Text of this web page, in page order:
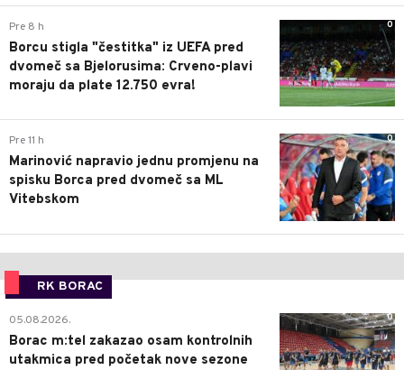
0
Pre 8 h
Borcu stigla "čestitka" iz UEFA pred
dvomeč sa Bjelorusima: Crveno-plavi
moraju da plate 12.750 evra!
0
Pre 11 h
Marinović napravio jednu promjenu na
spisku Borca pred dvomeč sa ML
Vitebskom
RK BORAC
0
05.08.2026.
Borac m:tel zakazao osam kontrolnih
utakmica pred početak nove sezone